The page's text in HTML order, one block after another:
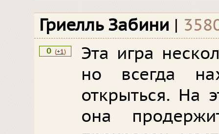
Гриелль Забини |
0 (+1)
Эта игра
но всегда
открыться. На
она